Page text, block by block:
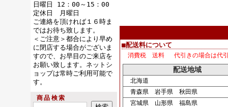
日曜日 12：00～15：00
定休日 月曜日
ご連絡を頂ければ１６時ま
ではお待ち致します。
＜ご注意＞都合により早め
に閉店する場合がございま
すので、お早目のご来店を
お願い致します。ネットシ
ョップは常時ご利用可能で
す。
商品検索
■配送料について
消費税 送料 代引きの場合は代引
配送地域
北海道
青森県 岩手県 秋田県
宮城県 山形県 福島県